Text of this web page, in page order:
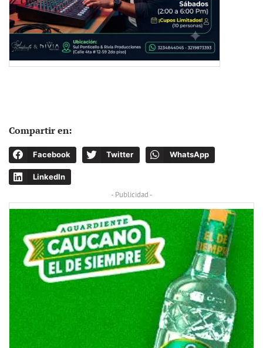
Compartir en:
Facebook Twitter WhatsApp
LinkedIn
- Publicidad -